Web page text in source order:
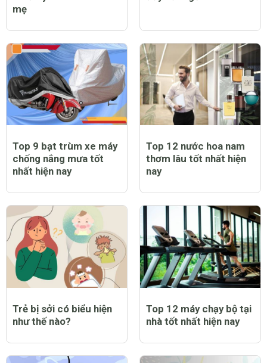
mẹ
Top 9 bạt trùm xe máy
chống nắng mưa tốt
nhất hiện nay
Top 12 nước hoa nam
thơm lâu tốt nhất hiện
nay
Trẻ bị sởi có biểu hiện
như thế nào?
Top 12 máy chạy bộ tại
nhà tốt nhất hiện nay